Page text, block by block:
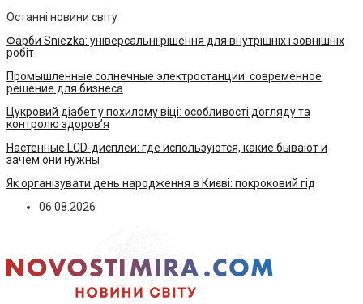
Останні новини світу
Фарби Sniezka: універсальні рішення для внутрішніх і зовнішніх
робіт
Промышленные солнечные электростанции: современное
решение для бизнеса
Цукровий діабет у похилому віці: особливості догляду та
контролю здоров’я
Настенные LCD-дисплеи: где используются, какие бывают и
зачем они нужны
Як організувати день народження в Києві: покроковий гід
06.08.2026